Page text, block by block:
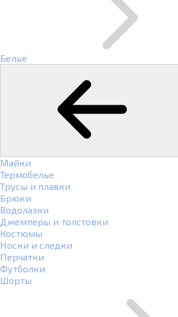
Белье
Майки
Термобелье
Трусы и плавки
Брюки
Водолазки
Джемперы и толстовки
Костюмы
Носки и следки
Перчатки
Футболки
Шорты